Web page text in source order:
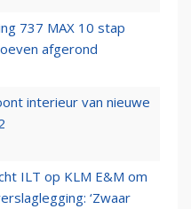
737 MAX 10 stap
afgerond
interieur van nieuwe
ILT op KLM E&M om
‘Zwaar